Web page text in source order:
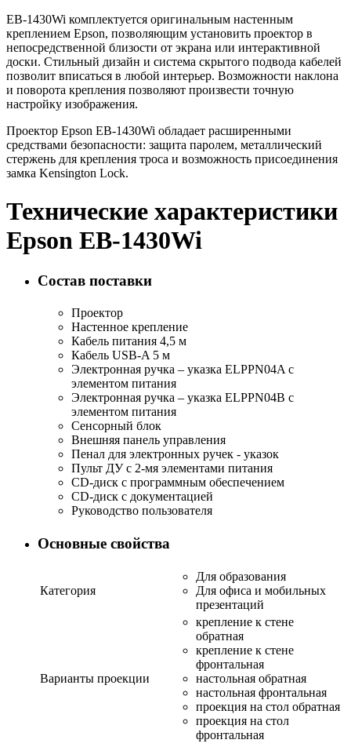
EB-1430Wi комплектуется оригинальным настенным
креплением Epson, позволяющим установить проектор в
непосредственной близости от экрана или интерактивной
доски. Стильный дизайн и система скрытого подвода кабелей
позволит вписаться в любой интерьер. Возможности наклона
и поворота крепления позволяют произвести точную
настройку изображения.
Проектор Epson EB-1430Wi обладает расширенными
средствами безопасности: защита паролем, металлический
стержень для крепления троса и возможность присоединения
замка Kensington Lock.
Технические характеристики
Epson EB-1430Wi
Состав поставки
Проектор
Настенное крепление
Кабель питания 4,5 м
Кабель USB-A 5 м
Электронная ручка – указка ELPPN04A с
элементом питания
Электронная ручка – указка ELPPN04B с
элементом питания
Сенсорный блок
Внешняя панель управления
Пенал для электронных ручек - указок
Пульт ДУ с 2-мя элементами питания
CD-диск с программным обеспечением
CD-диск с документацией
Руководство пользователя
Основные свойства
Категория
Для образования
Для офиса и мобильных
презентаций
Варианты проекции
крепление к стене
обратная
крепление к стене
фронтальная
настольная обратная
настольная фронтальная
проекция на стол обратная
проекция на стол
фронтальная